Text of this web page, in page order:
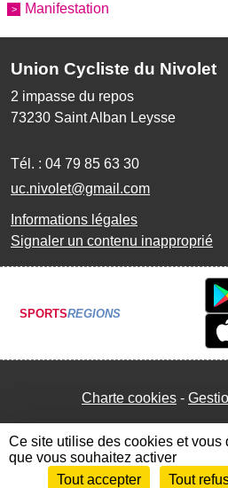
Manifestation
Union Cycliste du Nivolet
2 impasse du repos
73230 Saint Alban Leysse
Tél. : 04 79 85 63 30
uc.nivolet@gmail.com
Informations légales
Signaler un contenu inapproprié
SPORTSREGIONS
Charte cookies
Envie de participer ?
Ce site utilise des cookies et vous
que vous souhaitez activer
Tout accepter
Tout